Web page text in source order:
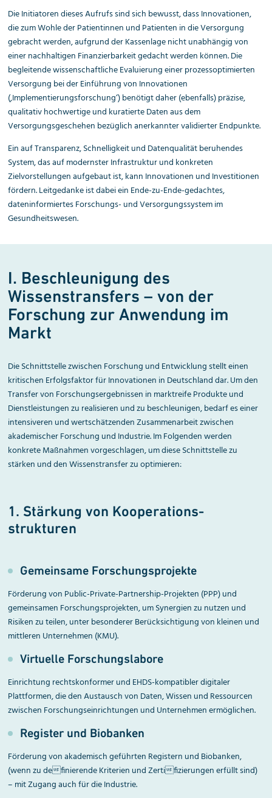
Die Initiatoren dieses Aufrufs sind sich bewusst, dass Innovationen,
die zum Wohle der Patientinnen und Patienten in die Versorgung
gebracht werden, aufgrund der Kassenlage nicht unabhängig von
einer nachhaltigen Finanzierbarkeit gedacht werden können. Die
begleitende wissenschaftliche Evaluierung einer prozessoptimierten
Versorgung bei der Einführung von Innovationen
(,Implementierungsforschung‘) benötigt daher (ebenfalls) präzise,
qualitativ hochwertige und kuratierte Daten aus dem
Versorgungsgeschehen bezüglich anerkannter validierter Endpunkte.
Ein auf Transparenz, Schnelligkeit und Datenqualität beruhendes
System, das auf modernster Infrastruktur und konkreten
Zielvorstellungen aufgebaut ist, kann Innovationen und Investitionen
fördern. Leitgedanke ist dabei ein Ende-zu-Ende-gedachtes,
dateninformiertes Forschungs- und Versorgungssystem im
Gesundheitswesen.
I. Beschleunigung des
Wissenstransfers – von der
Forschung zur Anwendung im
Markt
Die Schnittstelle zwischen Forschung und Entwicklung stellt einen
kritischen Erfolgsfaktor für Innovationen in Deutschland dar. Um den
Transfer von Forschungsergebnissen in marktreife Produkte und
Dienstleistungen zu realisieren und zu beschleunigen, bedarf es einer
intensiveren und wertschätzenden Zusammenarbeit zwischen
akademischer Forschung und Industrie. Im Folgenden werden
konkrete Maßnahmen vorgeschlagen, um diese Schnittstelle zu
stärken und den Wissenstransfer zu optimieren:
1. Stärkung von Kooperations­
strukturen
Gemeinsame Forschungsprojekte
Förderung von Public-Private-Partnership-Projekten (PPP) und
gemeinsamen Forschungsprojekten, um Synergien zu nutzen und
Risiken zu teilen, unter besonderer Berücksichtigung von kleinen und
mittleren Unternehmen (KMU).
Virtuelle Forschungslabore
Einrichtung rechtskonformer und EHDS-kompatibler digitaler
Plattformen, die den Austausch von Daten, Wissen und Ressourcen
zwischen Forschungseinrichtungen und Unternehmen ermöglichen.
Register und Biobanken
Förderung von akademisch geführten Registern und Biobanken,
(wenn zu definierende Kriterien und Zertifizierungen erfüllt sind)
– mit Zugang auch für die Industrie.